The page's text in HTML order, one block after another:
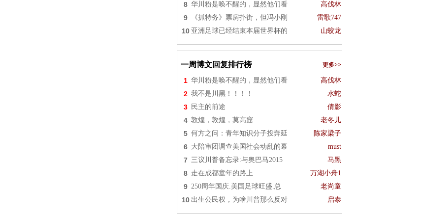
8 华川粉是唤不醒的，显然他们看 高伐林
9 《抓特务》票房扑街，但冯小刚 雷歌747
10 亚洲足球已经结束本届世界杯的 山蛟龙
一周博文回复排行榜 更多>>
1 华川粉是唤不醒的，显然他们看 高伐林
2 我不是川黑！！！！ 水蛇
3 民主的前途 倩影
4 敦煌，敦煌，莫高窟 老冬儿
5 何方之问：青年知识分子投奔延 陈家梁子
6 大陪审团调查美国社会动乱的幕 must
7 三议川普备忘录:与奥巴马2015 马黑
8 走在成都童年的路上 万湖小舟1
9 250周年国庆.美国足球旺盛.总 老尚童
10 出生公民权，为啥川普那么反对 启泰